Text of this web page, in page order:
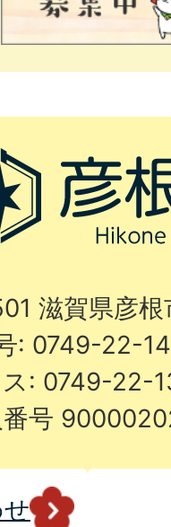
滋賀県彦
: 0749-22-
: 0749-22-
号